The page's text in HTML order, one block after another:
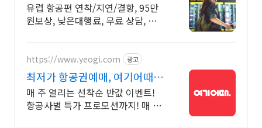
유럽 항공편 연착/지연/결항, 95만
원보상, 낮은대행료, 무료 상담, 착수
https://www.yeogi.com 광고
최저가 항공권예매, 여기어때 항
공+숙소 묶음 할인 혜택
매 주 열리는 선착순 반값 이벤트!
항공사별 특가 프로모션까지! 매 주